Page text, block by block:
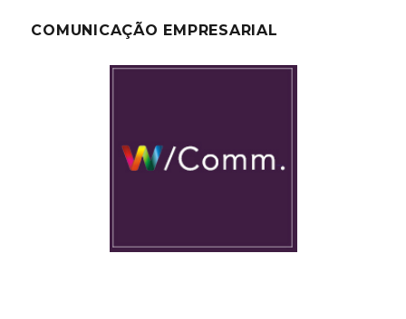
COMUNICAÇÃO EMPRESARIAL